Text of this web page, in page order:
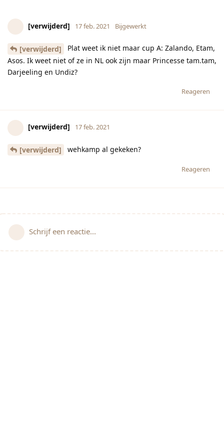
[verwijderd] 17 feb. 2021 Bijgewerkt
[verwijderd]
Plat weet ik niet maar cup A: Zalando, Etam,
Asos. Ik weet niet of ze in NL ook zijn maar Princesse tam.tam,
Darjeeling en Undiz?
Reageren
[verwijderd] 17 feb. 2021
[verwijderd] wehkamp al gekeken?
Reageren
Schrijf een reactie...